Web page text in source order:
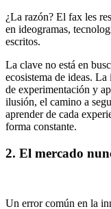
¿La razón? El fax les
en ideogramas,
escritos.
La clave no está en
ecosistema de ideas.
de experimentación y
ilusión, el camino a
aprender de cada
forma constante.
2. El mercado
Un error común en la